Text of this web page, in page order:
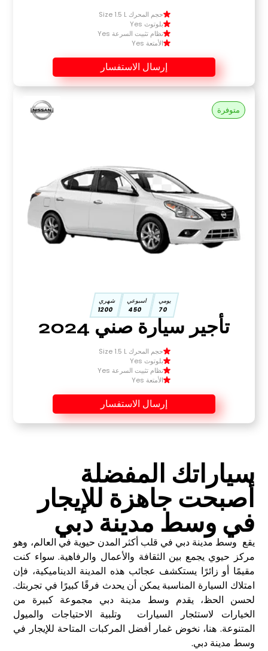
حجم المحرك Size 1.5 L
بلوتوث Yes
نظام تثبيت السرعة Yes
الأمتعة Yes
إرسال الاستفسار
متوفرة
يومي
70
اسبوعي
450
شهري
1200
تأجير سيارة صني 2024
حجم المحرك Size 1.5 L
بلوتوث Yes
نظام تثبيت السرعة Yes
الأمتعة Yes
إرسال الاستفسار
سياراتك المفضلة
أصبحت جاهزة للإيجار
في وسط مدينة دبي
يقع وسط مدينة دبي في قلب أكثر المدن حيوية في العالم، وهو
مركز حيوي يجمع بين الثقافة والأعمال والرفاهية. سواء كنت
مقيمًا أو زائرًا يستكشف عجائب هذه المدينة الديناميكية، فإن
امتلاك السيارة المناسبة يمكن أن يحدث فرقًا كبيرًا في تجربتك.
لحسن الحظ، يقدم وسط مدينة دبي مجموعة كبيرة من
الخيارات لاستئجار السيارات وتلبية الاحتياجات والميول
المتنوعة. هنا، نخوض غمار أفضل المركبات المتاحة للإيجار في
وسط مدينة دبي.